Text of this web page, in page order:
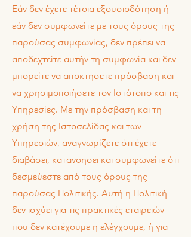
Εάν δεν έχετε τέτοια εξουσιοδότηση ή
εάν δεν συμφωνείτε με τους όρους της
παρούσας συμφωνίας, δεν πρέπει να
αποδεχτείτε αυτήν τη συμφωνία και δεν
μπορείτε να αποκτήσετε πρόσβαση και
να χρησιμοποιήσετε τον Ιστότοπο και τις
Υπηρεσίες. Με την πρόσβαση και τη
χρήση της Ιστοσελίδας και των
Υπηρεσιών, αναγνωρίζετε ότι έχετε
διαβάσει, κατανοήσει και συμφωνείτε ότι
δεσμεύεστε από τους όρους της
παρούσας Πολιτικής. Αυτή η Πολιτική
δεν ισχύει για τις πρακτικές εταιρειών
που δεν κατέχουμε ή ελέγχουμε, ή για